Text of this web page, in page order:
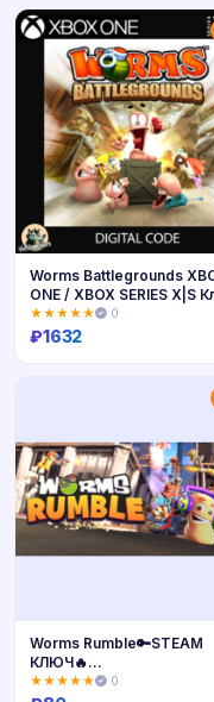
Купить
Worms Battlegrounds
ONE / XBOX SERIES X|S
🔑
★★★★★ 0
₽1632
Worms Rumble🔑STEAM
КЛЮЧ🔥
РОССИЯ+МИР❗РУС.ЯЗ
★★★★★ 0